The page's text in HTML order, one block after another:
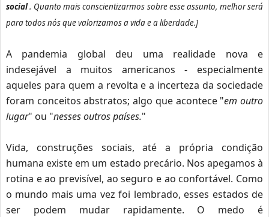
social. Quanto mais conscientizarmos sobre esse assunto, melhor será
para todos nós que valorizamos a vida e a liberdade.]
A pandemia global deu uma realidade nova e
indesejável a muitos americanos - especialmente
aqueles para quem a revolta e a incerteza da sociedade
foram conceitos abstratos;algo que acontece "em outro
lugar" ou "nesses outros países."
Vida, construções sociais, até a própria condição
humana existe em um estado precário. Nos apegamos à
rotina e ao previsível, ao seguro e ao confortável. Como
o mundo mais uma vez foi lembrado, esses estados de
ser podem mudar rapidamente. O medo é